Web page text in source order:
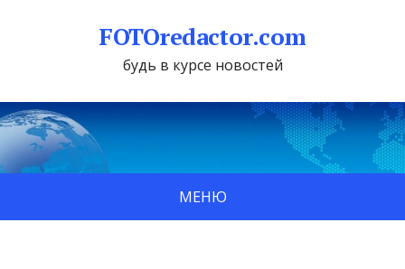
FOTOredactor.com
будь в курсе новостей
МЕНЮ